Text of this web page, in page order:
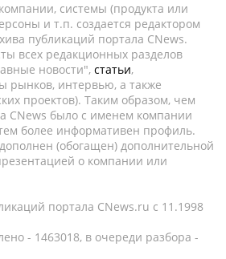
системы (продукта или
и т.п. создается редактором
публикаций портала CNews.
всех редакционных разделов
новости", статьи,
рынков, интервью, а также
проектов). Таким образом, чем
CNews было с именем компании
более информативен профиль.
(обогащен) дополнительной
о компании или
портала CNews.ru c 11.1998
- 1463018, в очереди разбора -